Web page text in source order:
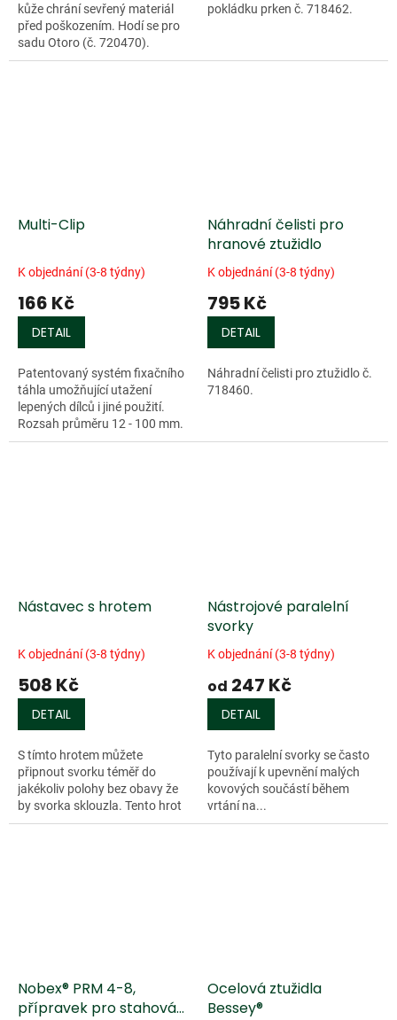
kůže chrání sevřený materiál
před poškozením. Hodí se pro
sadu Otoro (č. 720470).
pokládku prken č. 718462.
Multi-Clip
K objednání (3-8 týdny)
166 Kč
DETAIL
Patentovaný systém fixačního
táhla umožňující utažení
lepených dílců i jiné použití.
Rozsah průměru 12 - 100 mm.
Pro větší objekty je možné
Náhradní čelisti pro
hranové ztužidlo
K objednání (3-8 týdny)
795 Kč
DETAIL
Náhradní čelisti pro ztužidlo č.
718460.
Nástavec s hrotem
K objednání (3-8 týdny)
508 Kč
DETAIL
S tímto hrotem můžete
připnout svorku téměř do
jakékoliv polohy bez obavy že
by svorka sklouzla. Tento hrot
je určený pro Svorku Piher
Nástrojové paralelní
svorky
K objednání (3-8 týdny)
od 247 Kč
DETAIL
Tyto paralelní svorky se často
používají k upevnění malých
kovových součástí během
vrtání na...
Nobex® PRM 4-8,
přípravek pro stahování
Ocelová ztužidla
Bessey®